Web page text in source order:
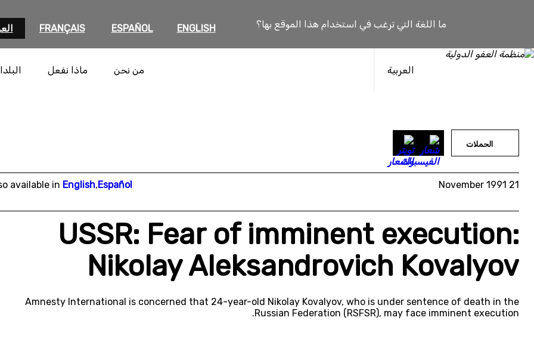
ما اللغة التي ترغب في استخدام هذا الموقع بها؟ ENGLISH
ESPAÑOL
FRANÇAIS
العربية من نحن ماذا نفعل
الحملات
21 November 1991
available in English,Español
USSR: Fear of imminent execution:
Nikolay Aleksandrovich Kovalyov
Amnesty International is concerned that 24-year-old Nikolay Kovalyov, who is under sentence of death in the
Russian Federation (RSFSR), may face imminent execution.